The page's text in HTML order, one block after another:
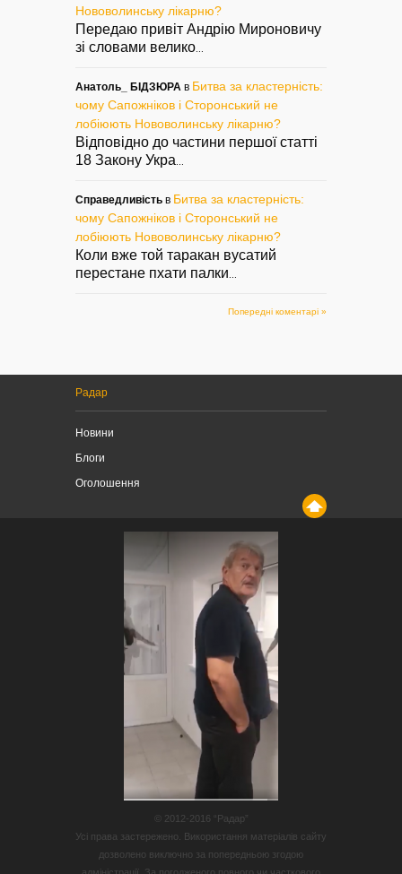
Нововолинську лікарню?
Передаю привіт Андрію Мироновичу
зі словами велико
Анатоль_ БІДЗЮРА в Битва за кластерність:
чому Сапожніков і Сторонський не
лобіюють Нововолинську лікарню?
Відповідно до частини першої статті
18 Закону Укра
Справедливість в Битва за кластерність:
чому Сапожніков і Сторонський не
лобіюють Нововолинську лікарню?
Коли вже той таракан вусатий
перестане пхати палки
Попередні коментарі »
Радар
Новини
Блоги
Оголошення
© 2012-2016 “Радар”
Усі права застережено. Використання матеріалів сайту
дозволено виключно за попередньою згодою